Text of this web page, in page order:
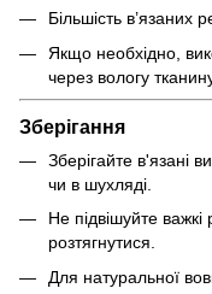
Більшість в’язаних
Якщо необхідно,
через вологу
Зберігання
Зберігайте в'язані
чи в шухляді.
Не підвішуйте важкі
розтягнутися.
Для натуральної